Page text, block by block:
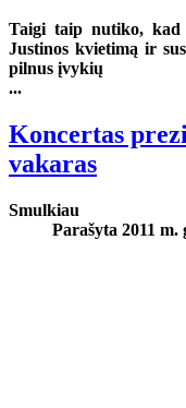
Taigi taip nutiko, kad
Justinos kvietimą ir
pilnus įvykių
...
Koncertas
vakaras
Smulkiau
Parašyta 2011 m.